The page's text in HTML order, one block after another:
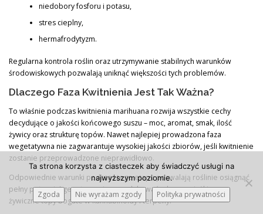
niedobory fosforu i potasu,
stres cieplny,
hermafrodytyzm.
Regularna kontrola roślin oraz utrzymywanie stabilnych warunków
środowiskowych pozwalają uniknąć większości tych problemów.
Dlaczego Faza Kwitnienia Jest Tak Ważna?
To właśnie podczas kwitnienia marihuana rozwija wszystkie cechy
decydujące o jakości końcowego suszu – moc, aromat, smak, ilość
żywicy oraz strukturę topów. Nawet najlepiej prowadzona faza
wegetatywna nie zagwarantuje wysokiej jakości zbiorów, jeśli kwitnienie
zostanie przeprowadzone nieprawidłowo.
Odpowiednie warunki podczas tego etapu pozwalają roślinie osiągnąć
pełny potencjał genetyczny i wyprodukować zdrowe, ciężkie oraz
żywiczne topy bogate w kannabinoidy i terpeny.
Ta strona korzysta z ciasteczek aby świadczyć usługi na
najwyższym poziomie.
Zgoda Nie wyrażam zgody Polityka prywatności